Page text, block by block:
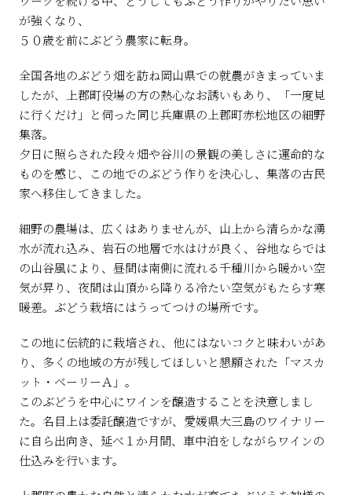
が強くなり、
５０歳を前にぶどう農家に転身。
全国各地のぶどう畑を訪ね岡山県での就農がきまっていま
したが、上郡町役場の方の熱心なお誘いもあり、「一度見
に行くだけ」と伺った同じ兵庫県の上郡町赤松地区の細野
集落。
夕日に照らされた段々畑や谷川の景観の美しさに運命的な
ものを感じ、この地でのぶどう作りを決心し、集落の古民
家へ移住してきました。
細野の農場は、広くはありませんが、山上から清らかな湧
水が流れ込み、岩石の地層で水はけが良く、谷地ならでは
の山谷風により、昼間は南側に流れる千種川から暖かい空
気が昇り、夜間は山頂から降りる冷たい空気がもたらす寒
暖差。ぶどう栽培にはうってつけの場所です。
この地に伝統的に栽培され、他にはないコクと味わいがあ
り、多くの地域の方が残してほしいと懇願された「マスカ
ット・ベーリーＡ」。
このぶどうを中心にワインを醸造することを決意しまし
た。名目上は委託醸造ですが、愛媛県大三島のワイナリー
に自ら出向き、延べ１か月間、車中泊をしながらワインの
仕込みを行います。